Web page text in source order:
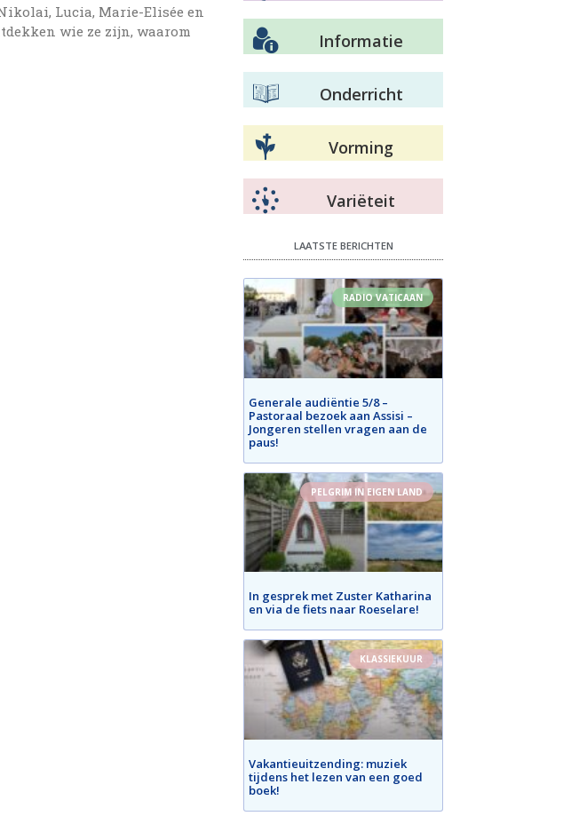
Lucia, Marie-Elisée en
wie ze zijn, waarom
Informatie
Onderricht
Vorming
Variëteit
LAATSTE BERICHTEN
RADIO VATICAAN
Generale audiëntie 5/8 –
Pastoraal bezoek aan Assisi –
Jongeren stellen vragen aan de
paus!
PELGRIM IN EIGEN LAND
In gesprek met Zuster Katharina
en via de fiets naar Roeselare!
KLASSIEKUUR
Vakantieuitzending: muziek
tijdens het lezen van een goed
boek!